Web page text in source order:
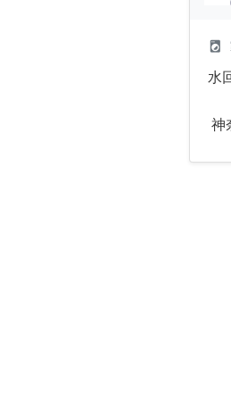
local_laundry_service
水
神